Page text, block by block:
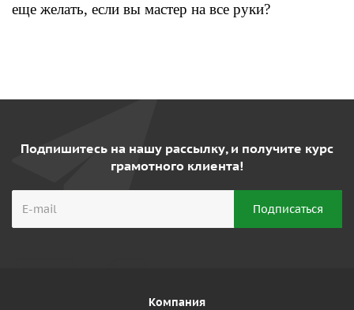
еще желать, если вы мастер на все руки?
Подпишитесь на нашу рассылку, и получите курс
грамотного клиента!
Компания